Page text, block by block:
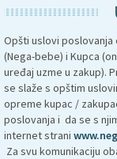
Opšti uslovi
(Nega-bebe) i Kupca
uređaj uzme u zakup).
se slaže s opštim
opreme kupac /
poslovanja i da se s
internet strani
Za svu komunikaciju